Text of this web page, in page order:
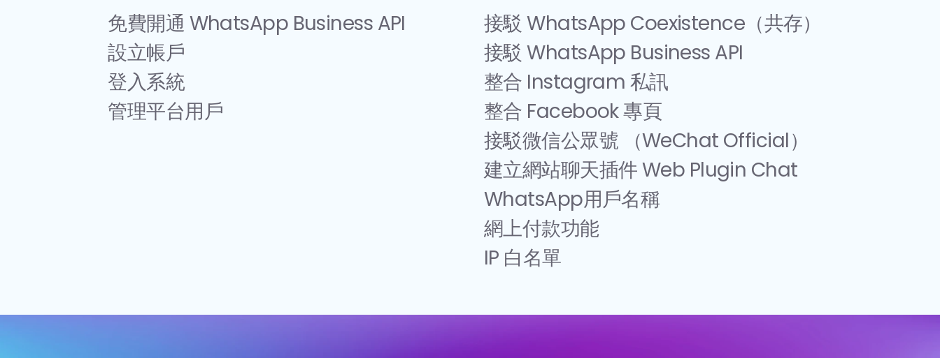
免費開通 WhatsApp Business API
設立帳戶
登入系統
管理平台用戶
接駁 WhatsApp Coexistence（共存）
接駁 WhatsApp Business API
整合 Instagram 私訊
整合 Facebook 專頁
接駁微信公眾號 （WeChat Official）
建立網站聊天插件 Web Plugin Chat
WhatsApp用戶名稱
網上付款功能
IP 白名單